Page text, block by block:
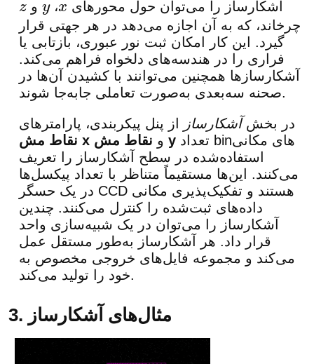
آشکارساز را می‌توان حول محورهای x،y وz
چرخاند، که به آن اجازه می‌دهد در هر جهتی قرار
گیرد. این کار امکان ثبت نور عبوری، بازتابی یا
فراری را در هندسه‌های دلخواه فراهم می‌کند.
آشکارسازها همچنین می‌توانند با کشیدن آن‌ها در
صحنه سه‌بعدی به‌صورت تعاملی جابه‌جا شوند.
در بخشآشکارساز
از پنل پیکربندی، پارامترهای
نقاط مش x
و نقاط مش y
استفاده‌شده در سطح آشکارساز را تعریف
می‌کنند. این‌ها مستقیماً متناظر با تعداد پیکسل‌ها
در یک حسگر CCD هستند و تفکیک‌پذیری مکانی
داده‌های ثبت‌شده را کنترل می‌کنند. چندین
آشکارساز را می‌توان در یک شبیه‌سازی واحد
قرار داد. هر آشکارساز به‌طور مستقل عمل
می‌کند و مجموعه فایل‌های خروجی مخصوص به
خود را تولید می‌کند.
3. مثال‌های آشکارساز